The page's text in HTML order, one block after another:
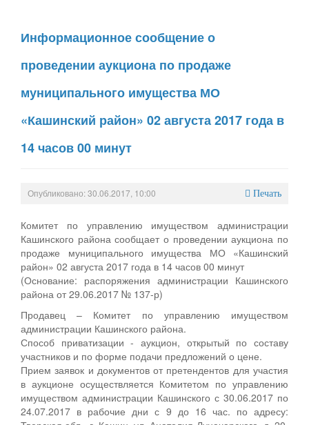
Информационное сообщение о
проведении аукциона по продаже
муниципального имущества МО
«Кашинский район» 02 августа 2017 года в
14 часов 00 минут
Опубликовано: 30.06.2017, 10:00 Печать
Комитет по управлению имуществом администрации
Кашинского района сообщает о проведении аукциона по
продаже муниципального имущества МО «Кашинский
район» 02 августа 2017 года в 14 часов 00 минут
(Основание: распоряжения администрации Кашинского
района от 29.06.2017 № 137-р)
Продавец – Комитет по управлению имуществом
администрации Кашинского района.
Способ приватизации - аукцион, открытый по составу
участников и по форме подачи предложений о цене.
Прием заявок и документов от претендентов для участия
в аукционе осуществляется Комитетом по управлению
имуществом администрации Кашинского с 30.06.2017 по
24.07.2017 в рабочие дни с 9 до 16 час. по адресу: